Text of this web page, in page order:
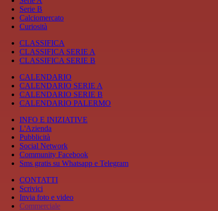
Serie B
Calciomercato
Curiosità
CLASSIFICA
CLASSIFICA SERIE A
CLASSIFICA SERIE B
CALENDARIO
CALENDARIO SERIE A
CALENDARIO SERIE B
CALENDARIO PALERMO
INFO E INIZIATIVE
L'Azienda
Pubblicità
Social Network
Community Facebook
Sms gratis su Whatsapp e Telegram
CONTATTI
Scrivici
Invia foto e video
Commerciale